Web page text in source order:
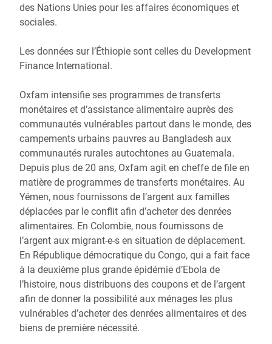
des Nations Unies pour les affaires économiques et
sociales.
Les données sur l’Éthiopie sont celles du Development
Finance International.
Oxfam intensifie ses programmes de transferts
monétaires et d’assistance alimentaire auprès des
communautés vulnérables partout dans le monde, des
campements urbains pauvres au Bangladesh aux
communautés rurales autochtones au Guatemala.
Depuis plus de 20 ans, Oxfam agit en cheffe de file en
matière de programmes de transferts monétaires. Au
Yémen, nous fournissons de l’argent aux familles
déplacées par le conflit afin d’acheter des denrées
alimentaires. En Colombie, nous fournissons de
l’argent aux migrant-e-s en situation de déplacement.
En République démocratique du Congo, qui a fait face
à la deuxième plus grande épidémie d’Ebola de
l’histoire, nous distribuons des coupons et de l’argent
afin de donner la possibilité aux ménages les plus
vulnérables d’acheter des denrées alimentaires et des
biens de première nécessité.